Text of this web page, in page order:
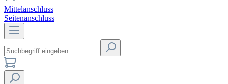
Mittelanschluss
Seitenanschluss